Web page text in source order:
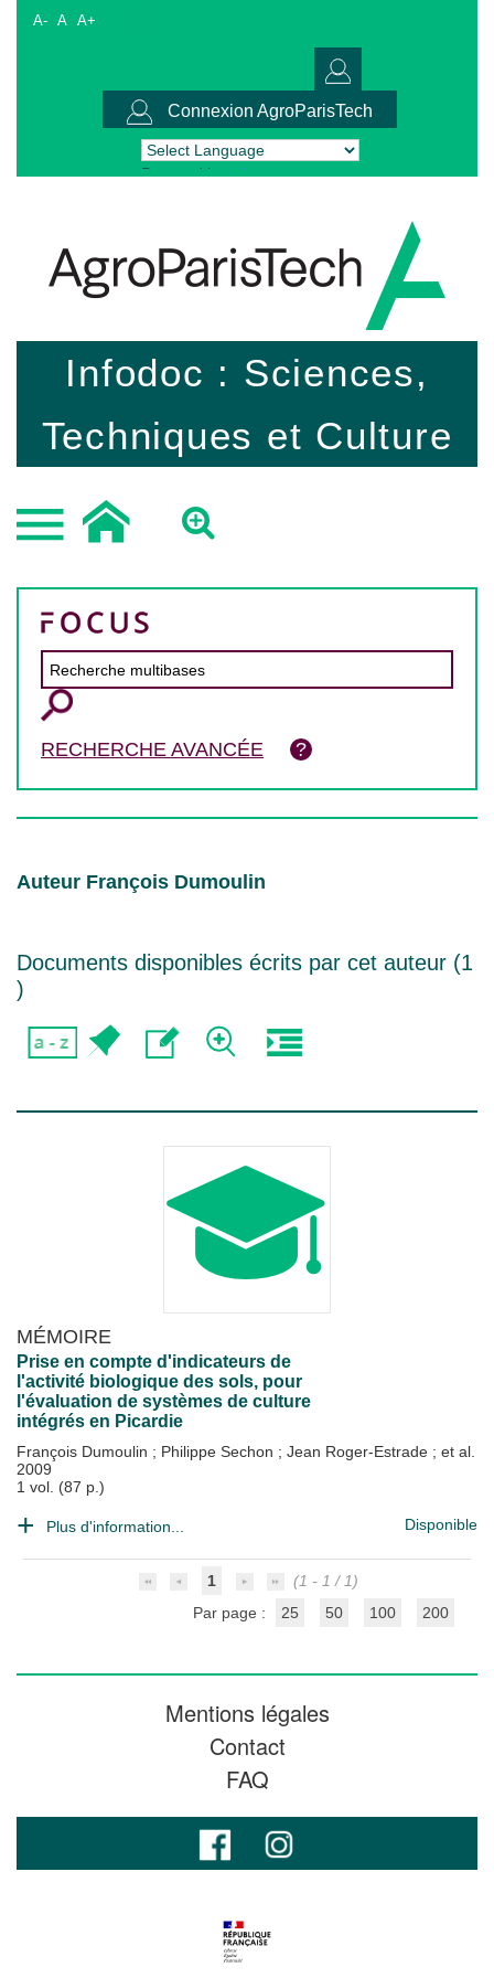
A- A A+
Connexion AgroParisTech
Powered by Translate
Infodoc : Sciences,
Techniques et Culture
RECHERCHE AVANCÉE
Auteur François Dumoulin
Documents disponibles écrits par cet auteur (1
)
MÉMOIRE
Prise en compte d'indicateurs de
l'activité biologique des sols, pour
l'évaluation de systèmes de culture
intégrés en Picardie
François Dumoulin ; Philippe Sechon ; Jean Roger-Estrade ; et al.
2009
1 vol. (87 p.)
Plus d'information... Disponible
1
(1 - 1 / 1)
Par page :
25 50 100 200
Mentions légales
Contact
FAQ